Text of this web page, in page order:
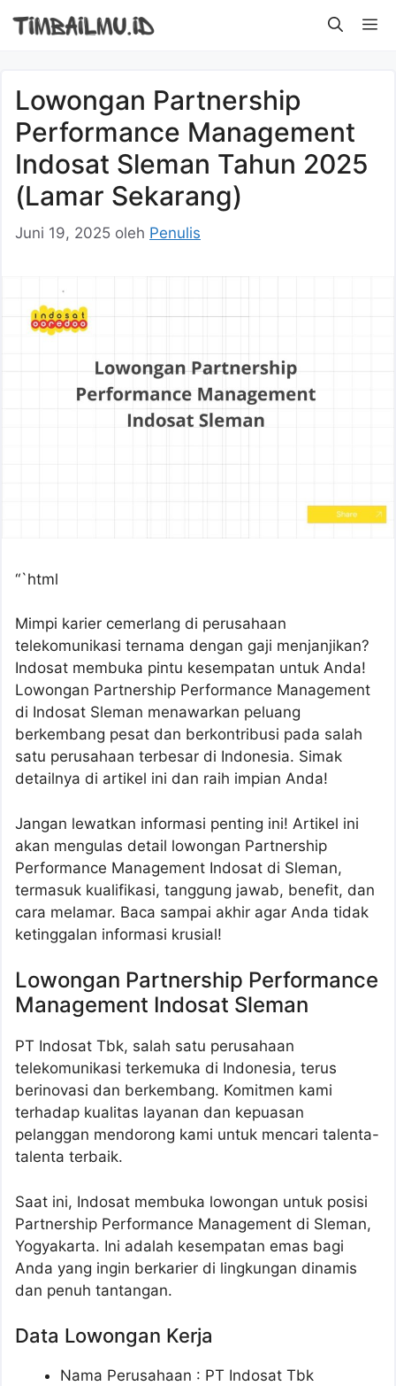
Lowongan Partnership
Performance Management
Indosat Sleman Tahun 2025
(Lamar Sekarang)
Juni 19, 2025 oleh Penulis
“`html
Mimpi karier cemerlang di perusahaan
telekomunikasi ternama dengan gaji menjanjikan?
Indosat membuka pintu kesempatan untuk Anda!
Lowongan Partnership Performance Management
di Indosat Sleman menawarkan peluang
berkembang pesat dan berkontribusi pada salah
satu perusahaan terbesar di Indonesia. Simak
detailnya di artikel ini dan raih impian Anda!
Jangan lewatkan informasi penting ini! Artikel ini
akan mengulas detail lowongan Partnership
Performance Management Indosat di Sleman,
termasuk kualifikasi, tanggung jawab, benefit, dan
cara melamar. Baca sampai akhir agar Anda tidak
ketinggalan informasi krusial!
Lowongan Partnership Performance
Management Indosat Sleman
PT Indosat Tbk, salah satu perusahaan
telekomunikasi terkemuka di Indonesia, terus
berinovasi dan berkembang. Komitmen kami
terhadap kualitas layanan dan kepuasan
pelanggan mendorong kami untuk mencari talenta-
talenta terbaik.
Saat ini, Indosat membuka lowongan untuk posisi
Partnership Performance Management di Sleman,
Yogyakarta. Ini adalah kesempatan emas bagi
Anda yang ingin berkarier di lingkungan dinamis
dan penuh tantangan.
Data Lowongan Kerja
Nama Perusahaan : PT Indosat Tbk